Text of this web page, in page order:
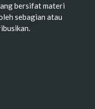
bersifat materi
sebagian atau